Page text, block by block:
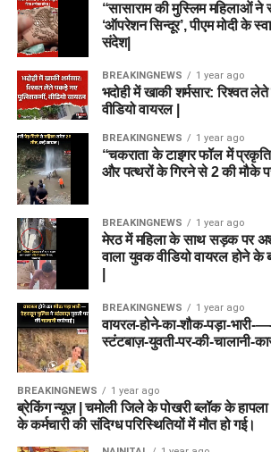
“सासाराम की मुस्लिम महिलाओं ने
‘ऑपरेशन सिन्दूर’, पीएम मोदी के
संदेश|
BREAKINGNEWS 1 year ago
भदोही में खाकी शर्मसार: रिश्वत
वीडियो वायरल |
BREAKINGNEWS 1 year ago
“चकराता के टाइगर फॉल में
और पत्थरों के गिरने से 2 की मौके
BREAKINGNEWS 1 year ago
मेरठ में महिला के साथ सड़क पर
वाला युवक वीडियो वायरल होने के
BREAKINGNEWS 1 year ago
वायरल-होने-का-शौक-पड़ा-भारी-
स्टंटबाज़-युवती-पर-की-चालानी-
BREAKINGNEWS 1 year ago
ब्रेकिंग न्यूज़ | चमोली जिले के पोखरी ब्लॉक के हापला
के कर्मचारी की संदिग्ध परिस्थितियों में मौत हो गई।